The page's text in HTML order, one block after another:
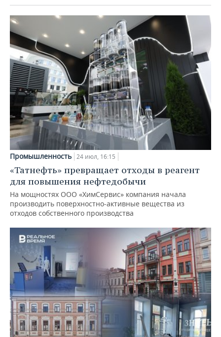
Промышленность 24 июл, 16:15
«Татнефть» превращает отходы в реагент
для повышения нефтедобычи
На мощностях ООО «ХимСервис» компания начала
производить поверхностно-активные вещества из
отходов собственного производства